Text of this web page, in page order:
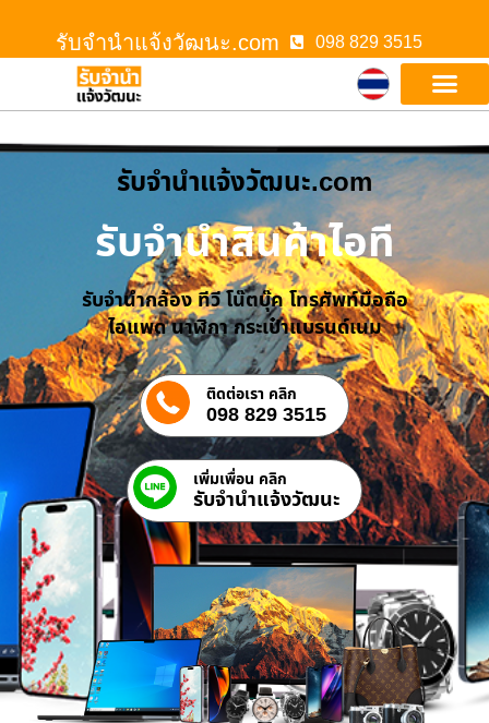
รับจํานําแจ้งวัฒนะ.com 098 829 3515
รับจํานําแจ้งวัฒนะ.com
รับจำนำสินค้าไอที
รับจำนำกล้อง ทีวี โน๊ตบุ๊ค โทรศัพท์มือถือ
ไอแพด นาฬิกา กระเป๋าแบรนด์เนม
ติดต่อเรา คลิก
098 829 3515
เพิ่มเพื่อน คลิก
รับจํานําแจ้งวัฒนะ